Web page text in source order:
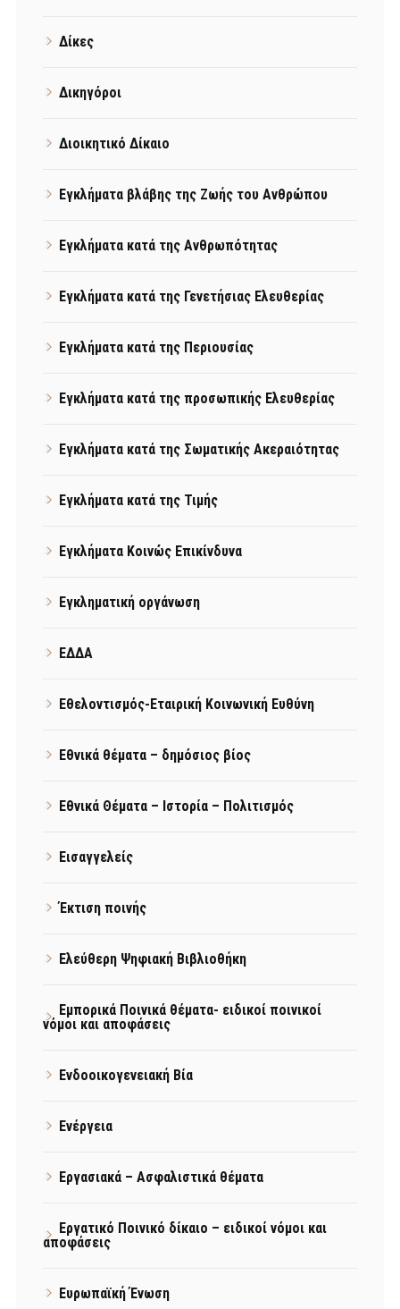
Δίκες
Δικηγόροι
Διοικητικό Δίκαιο
Εγκλήματα βλάβης της Ζωής του Ανθρώπου
Εγκλήματα κατά της Ανθρωπότητας
Εγκλήματα κατά της Γενετήσιας Ελευθερίας
Εγκλήματα κατά της Περιουσίας
Εγκλήματα κατά της προσωπικής Ελευθερίας
Εγκλήματα κατά της Σωματικής Ακεραιότητας
Εγκλήματα κατά της Τιμής
Εγκλήματα Κοινώς Επικίνδυνα
Εγκληματική οργάνωση
ΕΔΔΑ
Εθελοντισμός-Εταιρική Κοινωνική Ευθύνη
Εθνικά θέματα – δημόσιος βίος
Εθνικά Θέματα – Ιστορία – Πολιτισμός
Εισαγγελείς
Έκτιση ποινής
Ελεύθερη Ψηφιακή Βιβλιοθήκη
Εμπορικά Ποινικά θέματα- ειδικοί ποινικοί
νόμοι και αποφάσεις
Ενδοοικογενειακή Βία
Ενέργεια
Εργασιακά – Ασφαλιστικά θέματα
Εργατικό Ποινικό δίκαιο – ειδικοί νόμοι και
αποφάσεις
Ευρωπαϊκή Ένωση